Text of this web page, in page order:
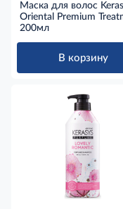
Маска для волос
Oriental Premium
200мл
В корзину